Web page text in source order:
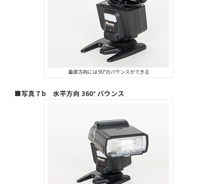
垂直方向には 90°のバウンスができる
■写真７b 水平方向 360° バウンス